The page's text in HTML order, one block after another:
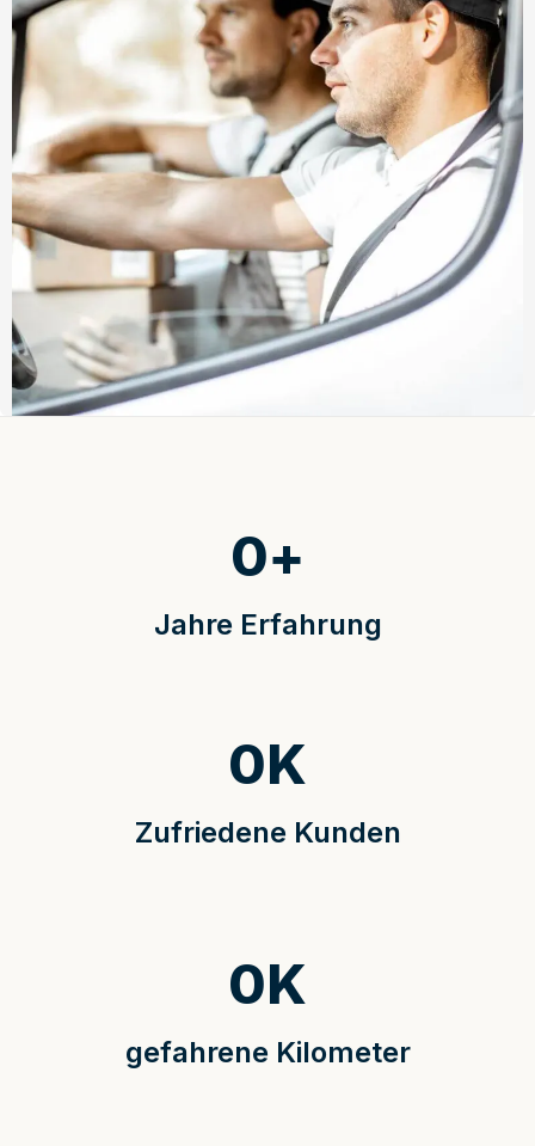
Jahre Erfahrung
0+
Zufriedene Kunden
0K
gefahrene Kilometer
0K